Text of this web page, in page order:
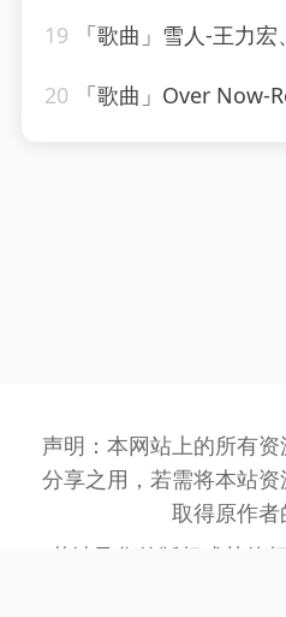
19 「歌曲」雪人-王力
20 「歌曲」Over Now-
声明：本网站上的所有
分享之用，若需将本站
取得原作者
若涉及您的版权或其他